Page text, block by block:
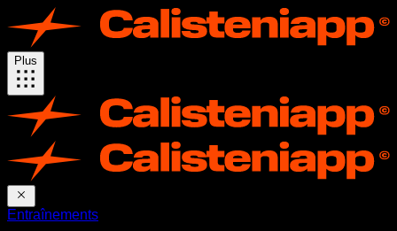
Plus
Entraînements